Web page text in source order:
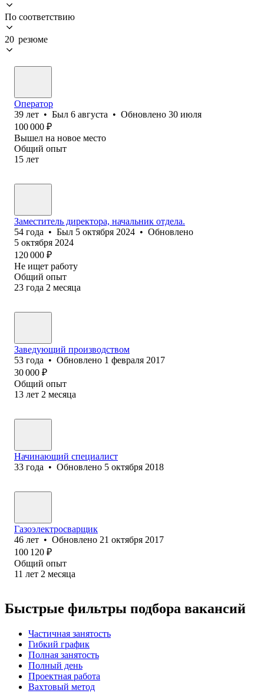
По соответствию
20 резюме
Оператор
39 лет • Был 6 августа • Обновлено 30 июля
100 000 ₽
Вышел на новое место
Общий опыт
15 лет
Заместитель директора, начальник отдела.
54 года • Был 5 октября 2024 • Обновлено
5 октября 2024
120 000 ₽
Не ищет работу
Общий опыт
23 года 2 месяца
Заведующий производством
53 года • Обновлено 1 февраля 2017
30 000 ₽
Общий опыт
13 лет 2 месяца
Начинающий специалист
33 года • Обновлено 5 октября 2018
Газоэлектросварщик
46 лет • Обновлено 21 октября 2017
100 120 ₽
Общий опыт
11 лет 2 месяца
Быстрые фильтры подбора вакансий
Частичная занятость
Гибкий график
Полная занятость
Полный день
Проектная работа
Вахтовый метод